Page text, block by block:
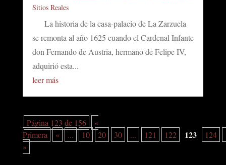
Sitios Reales
La historia de la casa-palacio de La Zarzuela
se remonta al año 1625 cuando el Cardenal Infante
don Fernando de Austria, hermano de Felipe IV,
adquirió esta...
leer más
Página 123 de 156
«
Primera
« ... 10 20 30 ... 121 122 123 124
»